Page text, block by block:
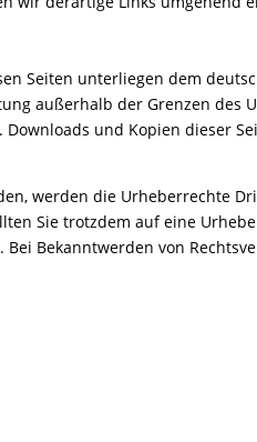
Seiten unterliegen dem
außerhalb der Grenzen des
und Kopien dieser
werden die Urheberrechte
Sie trotzdem auf eine
Bekanntwerden von